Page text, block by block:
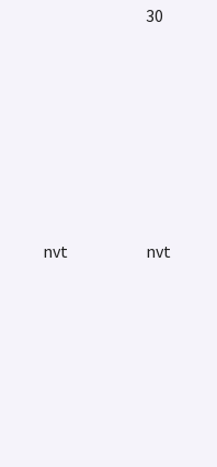
30
nvt nvt